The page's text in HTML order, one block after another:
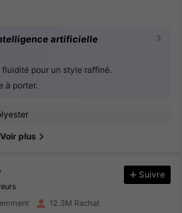
artificielle
fluidité pour un style raffiné.
à porter.
Voir plus
Suivre
12.3M Rachat